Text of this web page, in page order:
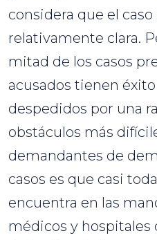
considera que el
relativamente clara.
mitad de los casos
acusados tienen
despedidos por una
obstáculos más
demandantes de
casos es que casi
encuentra en las
médicos y hospitales